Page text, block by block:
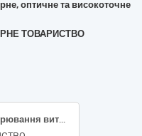
оптичне та високоточне
ТОВАРИСТВО
38420000-5 Прилади для вимірювання витрати, рівня та тиску рідин і газів Манометри та приладдя до них (для БудРем)